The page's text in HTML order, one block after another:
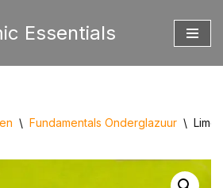
Essentials
\ Fundamentals Onderglazuur \ Lime